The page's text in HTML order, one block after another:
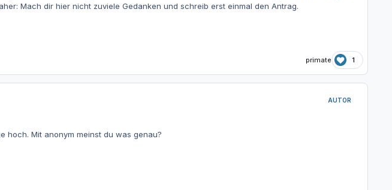
Mach dir hier nicht zuviele Gedanken und schreib erst einmal den Antrag.
primate 1
AUTOR
hoch. Mit anonym meinst du was genau?